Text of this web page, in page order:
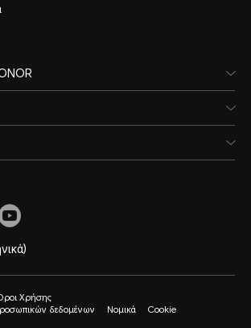
Χρήσης
δεδομένων
Νομικά Cookie